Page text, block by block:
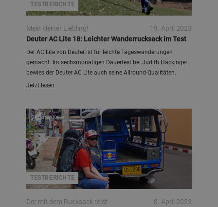
TESTBERICHTE
Mein kleiner Liebling!
19. April 2023
Deuter AC Lite 18: Leichter Wanderrucksack im Test
Der AC Lite von Deuter ist für leichte Tageswanderungen
gemacht. Im sechsmonatigen Dauertest bei Judith Hackinger
bewies der Deuter AC Lite auch seine Allround-Qualitäten.
Jetzt lesen
TESTBERICHTE
Sebastian Keller
Der mit dem Rucksack reist 8. April 2023